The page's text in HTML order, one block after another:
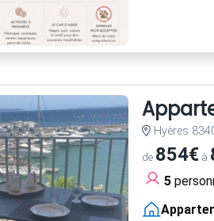
Hyères
de 854€à
5